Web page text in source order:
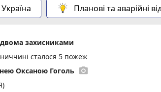
Планові та аварійні
захисниками
сталося 5 пожеж
Оксаною Гоголь photo_camera